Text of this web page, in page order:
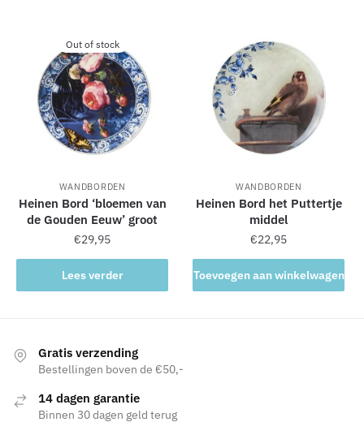
Out of stock
WANDBORDEN
Heinen Bord ‘bloemen van
de Gouden Eeuw’ groot
€29,95
Lees verder
WANDBORDEN
Heinen Bord het Puttertje
middel
€22,95
Toevoegen aan winkelwagen
Gratis verzending
Bestellingen boven de €50,-
14 dagen garantie
Binnen 30 dagen geld terug